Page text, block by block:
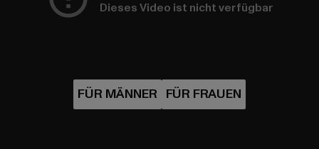
Dieses Video ist nicht verfügbar